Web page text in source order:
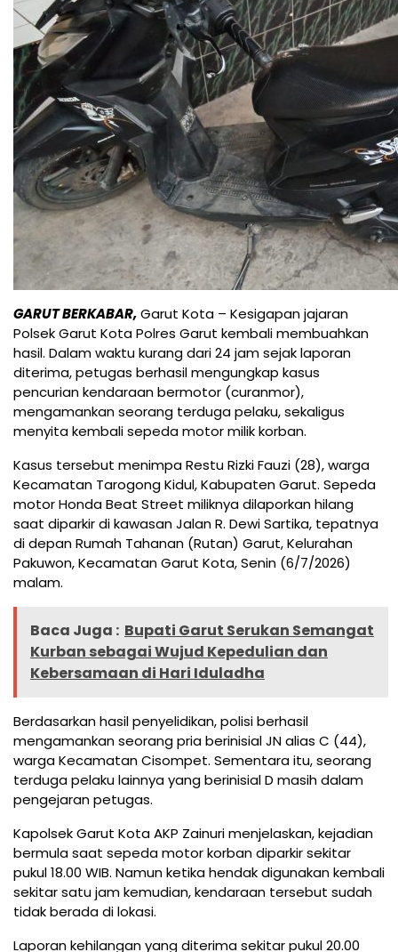
GARUT BERKABAR,Garut Kota – Kesigapan jajaran
Polsek Garut Kota Polres Garut kembali membuahkan
hasil. Dalam waktu kurang dari 24 jam sejak laporan
diterima, petugas berhasil mengungkap kasus
pencurian kendaraan bermotor (curanmor),
mengamankan seorang terduga pelaku, sekaligus
menyita kembali sepeda motor milik korban.
Kasus tersebut menimpa Restu Rizki Fauzi (28), warga
Kecamatan Tarogong Kidul, Kabupaten Garut. Sepeda
motor Honda Beat Street miliknya dilaporkan hilang
saat diparkir di kawasan Jalan R. Dewi Sartika, tepatnya
di depan Rumah Tahanan (Rutan) Garut, Kelurahan
Pakuwon, Kecamatan Garut Kota, Senin (6/7/2026)
malam.
Baca Juga : Bupati Garut Serukan Semangat
Kurban sebagai Wujud Kepedulian dan
Kebersamaan di Hari Iduladha
Berdasarkan hasil penyelidikan, polisi berhasil
mengamankan seorang pria berinisial JN alias C (44),
warga Kecamatan Cisompet. Sementara itu, seorang
terduga pelaku lainnya yang berinisial D masih dalam
pengejaran petugas.
Kapolsek Garut Kota AKP Zainuri menjelaskan, kejadian
bermula saat sepeda motor korban diparkir sekitar
pukul 18.00 WIB. Namun ketika hendak digunakan kembali
sekitar satu jam kemudian, kendaraan tersebut sudah
tidak berada di lokasi.
Laporan kehilangan yang diterima sekitar pukul 20.00